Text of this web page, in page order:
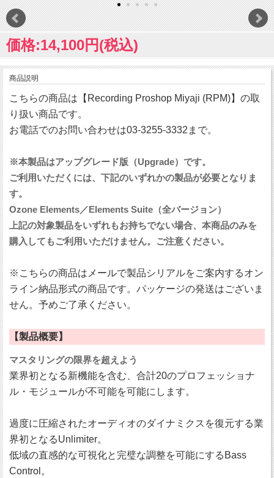
価格:14,100円(税込)
商品説明
こちらの商品は【Recording Proshop Miyaji (RPM)】の取
り扱い商品です。
お電話でのお問い合わせは03-3255-3332まで。
※本製品はアップグレード版（Upgrade）です。
ご利用いただくには、下記のいずれかの製品が必要となりま
す。
Ozone Elements／Elements Suite（全バージョン）
上記の対象製品をいずれもお持ちでない場合、本商品のみを
購入してもご利用いただけません。ご注意ください。
※こちらの商品はメールで製品シリアルをご案内するオン
ライン納品形式の商品です。パッケージの発送はございま
せん。予めご了承ください。
【製品概要】
マスタリングの限界を超えよう
業界初となる新機能を含む、合計20のプロフェッショナ
ル・モジュールが不可能を可能にします。
過度に圧縮されたオーディオのダイナミクスを復元する業
界初となるUnlimiter。
低域の直感的な可視化と完璧な調整を可能にするBass
Control。